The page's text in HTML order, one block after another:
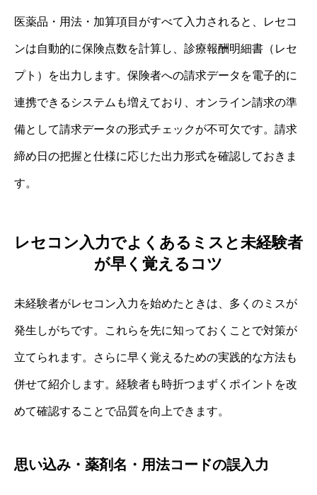
医薬品・用法・加算項目がすべて入力されると、レセコ
ンは自動的に保険点数を計算し、診療報酬明細書（レセ
プト）を出力します。保険者への請求データを電子的に
連携できるシステムも増えており、オンライン請求の準
備として請求データの形式チェックが不可欠です。請求
締め日の把握と仕様に応じた出力形式を確認しておきま
す。
レセコン入力でよくあるミスと未経験者
が早く覚えるコツ
未経験者がレセコン入力を始めたときは、多くのミスが
発生しがちです。これらを先に知っておくことで対策が
立てられます。さらに早く覚えるための実践的な方法も
併せて紹介します。経験者も時折つまずくポイントを改
めて確認することで品質を向上できます。
思い込み・薬剤名・用法コードの誤入力